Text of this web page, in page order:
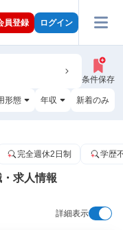
員登録 ログイン
条件保存
形態 年収 新着のみ
完全週休2日制 学歴
求人情報
詳細表示